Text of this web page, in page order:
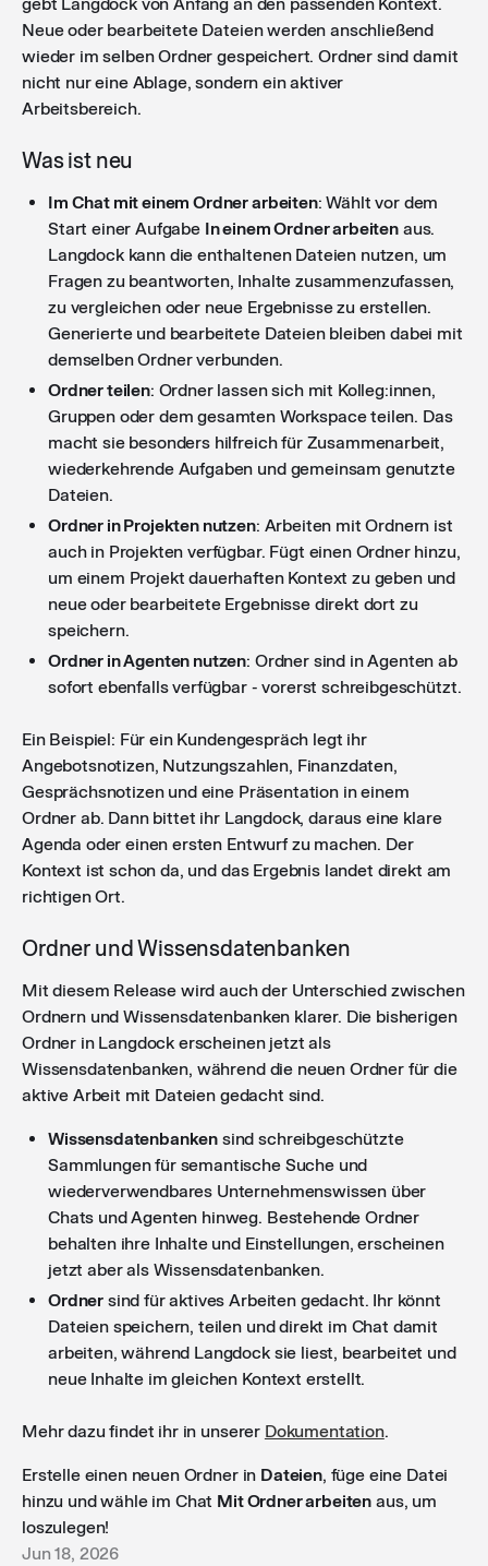
Neue oder bearbeitete Dateien werden anschließend
wieder im selben Ordner gespeichert. Ordner sind damit
nicht nur eine Ablage, sondern ein aktiver
Arbeitsbereich.
Was ist neu
Im Chat mit einem Ordner arbeiten: Wählt vor dem
Start einer Aufgabe In einem Ordner arbeitenaus.
Langdock kann die enthaltenen Dateien nutzen, um
Fragen zu beantworten, Inhalte zusammenzufassen,
zu vergleichen oder neue Ergebnisse zu erstellen.
Generierte und bearbeitete Dateien bleiben dabei mit
demselben Ordner verbunden.
Ordner teilen: Ordner lassen sich mit Kolleg:innen,
Gruppen oder dem gesamten Workspace teilen. Das
macht sie besonders hilfreich für Zusammenarbeit,
wiederkehrende Aufgaben und gemeinsam genutzte
Dateien.
Ordner in Projekten nutzen: Arbeiten mit Ordnern ist
auch in Projekten verfügbar. Fügt einen Ordner hinzu,
um einem Projekt dauerhaften Kontext zu geben und
neue oder bearbeitete Ergebnisse direkt dort zu
speichern.
Ordner in Agenten nutzen: Ordner sind in Agenten ab
sofort ebenfalls verfügbar - vorerst schreibgeschützt.
Ein Beispiel: Für ein Kundengespräch legt ihr
Angebotsnotizen, Nutzungszahlen, Finanzdaten,
Gesprächsnotizen und eine Präsentation in einem
Ordner ab. Dann bittet ihr Langdock, daraus eine klare
Agenda oder einen ersten Entwurf zu machen. Der
Kontext ist schon da, und das Ergebnis landet direkt am
richtigen Ort.
Ordner und Wissensdatenbanken
Mit diesem Release wird auch der Unterschied zwischen
Ordnern und Wissensdatenbanken klarer. Die bisherigen
Ordner in Langdock erscheinen jetzt als
Wissensdatenbanken, während die neuen Ordner für die
aktive Arbeit mit Dateien gedacht sind.
Wissensdatenbanken sind schreibgeschützte
Sammlungen für semantische Suche und
wiederverwendbares Unternehmenswissen über
Chats und Agenten hinweg. Bestehende Ordner
behalten ihre Inhalte und Einstellungen, erscheinen
jetzt aber als Wissensdatenbanken.
Ordner sind für aktives Arbeiten gedacht. Ihr könnt
Dateien speichern, teilen und direkt im Chat damit
arbeiten, während Langdock sie liest, bearbeitet und
neue Inhalte im gleichen Kontext erstellt.
Mehr dazu findet ihr in unserer Dokumentation.
Erstelle einen neuen Ordner in Dateien, füge eine Datei
hinzu und wähle im Chat Mit Ordner arbeiten aus, um
loszulegen!
Jun 18, 2026